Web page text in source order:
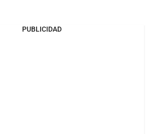
PUBLICIDAD